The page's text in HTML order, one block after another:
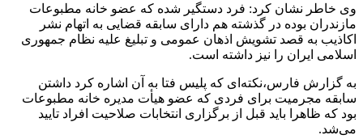
وی خاطر نشان کرد: فرد دستگیر شده که عضو خانه مطبوعات
مازندران بوده در گذشته هم دارای سابقه قضایی به اتهام نشر
اکاذیب به قصد تشویش اذهان عمومی و تبلیغ علیه نظام جمهوری
اسلامی ایران را نیز داشته است.
به گزارش فارس،نکته‌ای که پلیس فتا به آن اشاره کرد داشتن
سابقه مجرمیت برای فردی که عضو هیأت مدیره خانه مطبوعات
بود که ظاهرا باید قبل از برگزاری انتخابات صلاحیت افراد تایید
می‌شد.